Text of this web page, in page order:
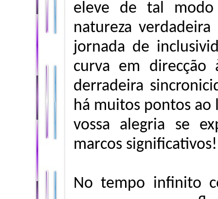
eleve de tal
natureza
jornada de
curva em direcção
derradeira
há muitos pontos ao
vossa alegria se
marcos significativos!
No tempo infinito